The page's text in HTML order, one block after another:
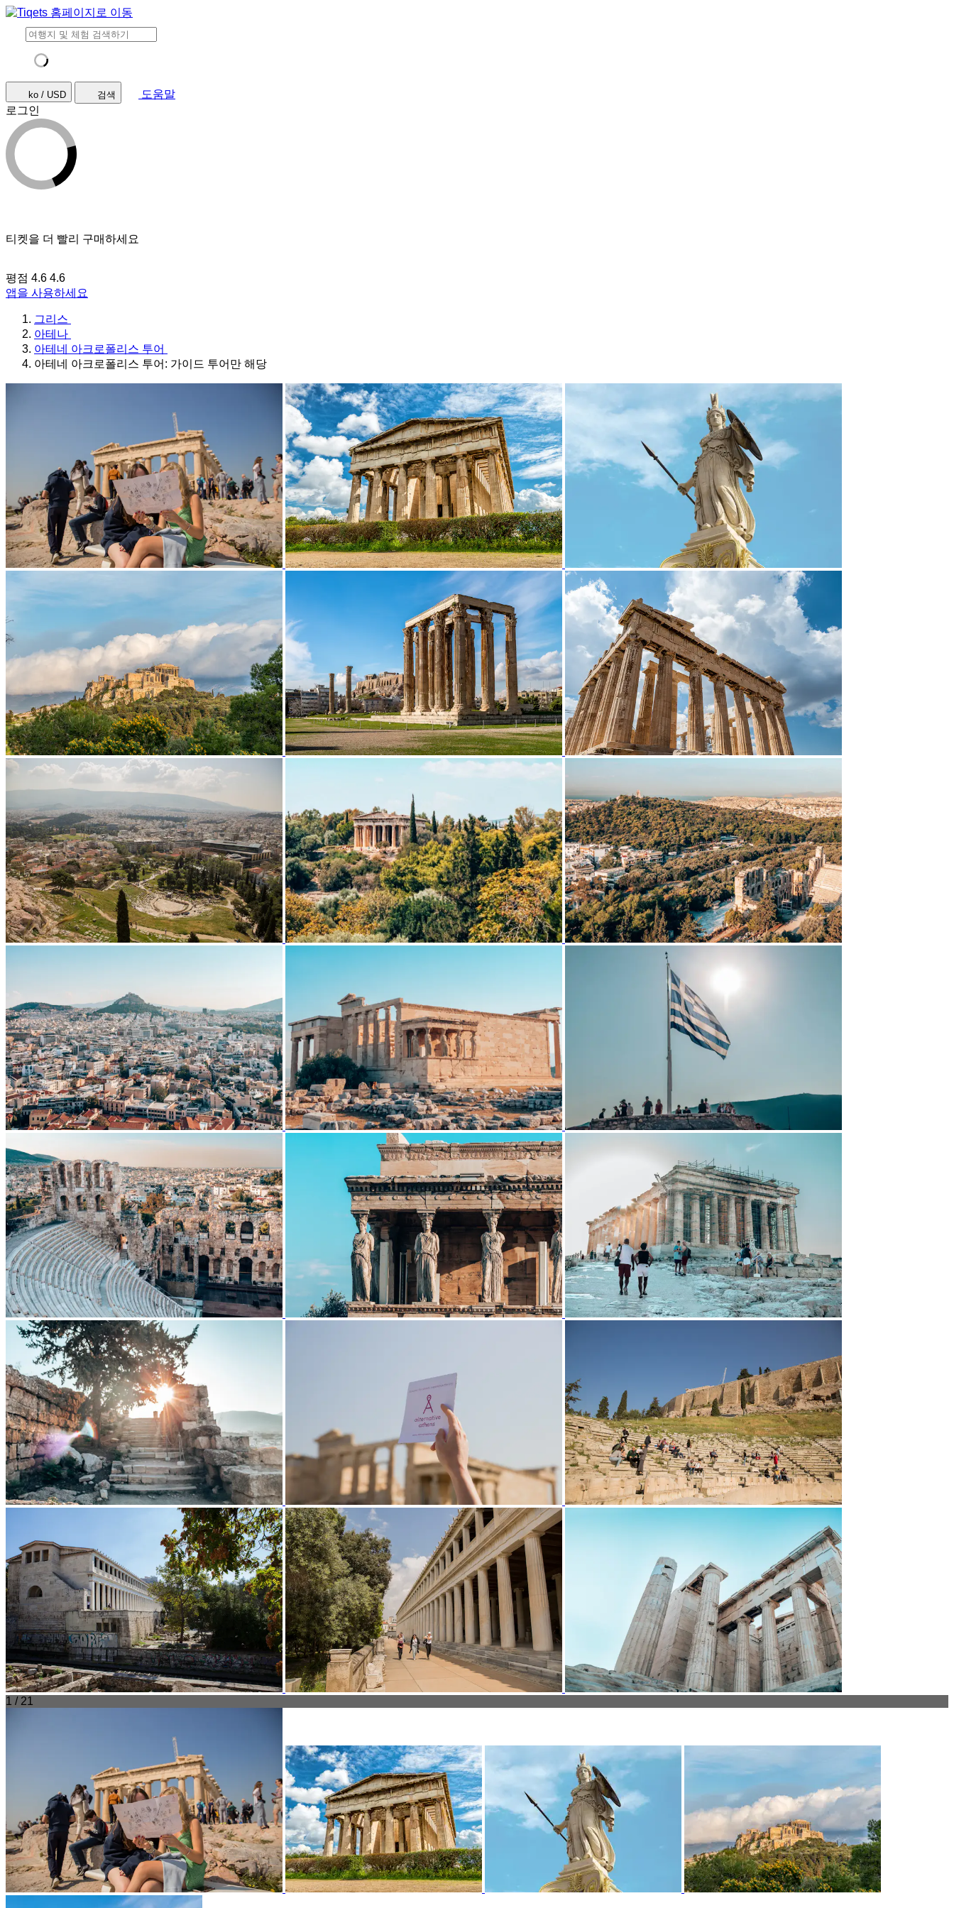
ko / USD 검색
도움말
로그인
티켓을 더 빨리 구매하세요
평점 4.6 4.6
앱을 사용하세요
그리스
아테나
아테네 아크로폴리스 투어
아테네 아크로폴리스 투어: 가이드 투어만 해당
1 / 21